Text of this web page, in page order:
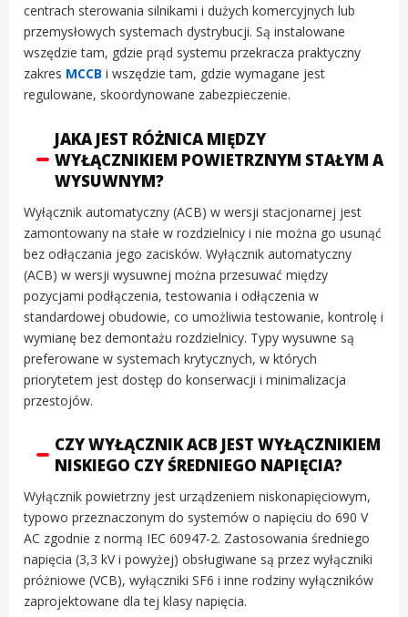
centrach sterowania silnikami i dużych komercyjnych lub
przemysłowych systemach dystrybucji. Są instalowane
wszędzie tam, gdzie prąd systemu przekracza praktyczny
zakres MCCB i wszędzie tam, gdzie wymagane jest
regulowane, skoordynowane zabezpieczenie.
JAKA JEST RÓŻNICA MIĘDZY
WYŁĄCZNIKIEM POWIETRZNYM STAŁYM A
WYSUWNYM?
Wyłącznik automatyczny (ACB) w wersji stacjonarnej jest
zamontowany na stałe w rozdzielnicy i nie można go usunąć
bez odłączania jego zacisków. Wyłącznik automatyczny
(ACB) w wersji wysuwnej można przesuwać między
pozycjami podłączenia, testowania i odłączenia w
standardowej obudowie, co umożliwia testowanie, kontrolę i
wymianę bez demontażu rozdzielnicy. Typy wysuwne są
preferowane w systemach krytycznych, w których
priorytetem jest dostęp do konserwacji i minimalizacja
przestojów.
CZY WYŁĄCZNIK ACB JEST WYŁĄCZNIKIEM
NISKIEGO CZY ŚREDNIEGO NAPIĘCIA?
Wyłącznik powietrzny jest urządzeniem niskonapięciowym,
typowo przeznaczonym do systemów o napięciu do 690 V
AC zgodnie z normą IEC 60947-2. Zastosowania średniego
napięcia (3,3 kV i powyżej) obsługiwane są przez wyłączniki
próżniowe (VCB), wyłączniki SF6 i inne rodziny wyłączników
zaprojektowane dla tej klasy napięcia.